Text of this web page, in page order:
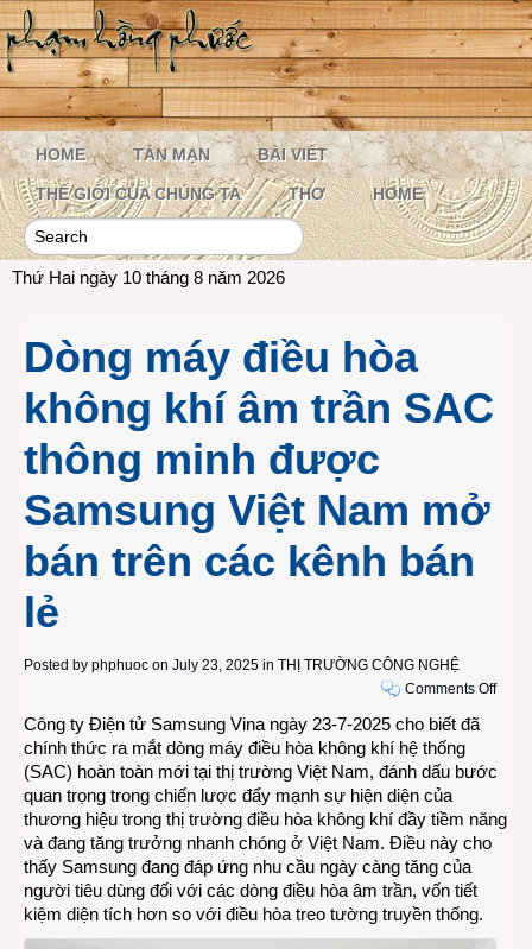
HOME TẢN MẠN BÀI VIẾT
THẾ GIỚI CỦA CHÚNG TA THƠ HOME
Thứ Hai ngày 10 tháng 8 năm 2026
Dòng máy điều hòa
không khí âm trần SAC
thông minh được
Samsung Việt Nam mở
bán trên các kênh bán
lẻ
Posted by phphuoc on July 23, 2025 in THỊ TRƯỜNG CÔNG NGHỆ
Comments Offon
hòa
khí
Công ty Điện tử Samsung Vina ngày 23-7-2025 cho biết đã
chính thức ra mắt dòng máy điều hòa không khí hệ thống
(SAC) hoàn toàn mới tại thị trường Việt Nam, đánh dấu bước
quan trọng trong chiến lược đẩy mạnh sự hiện diện của
thương hiệu trong thị trường điều hòa không khí đầy tiềm năng
và đang tăng trưởng nhanh chóng ở Việt Nam. Điều này cho
thấy Samsung đang đáp ứng nhu cầu ngày càng tăng của
người tiêu dùng đối với các dòng điều hòa âm trần, vốn tiết
kiệm diện tích hơn so với điều hòa treo tường truyền thống.